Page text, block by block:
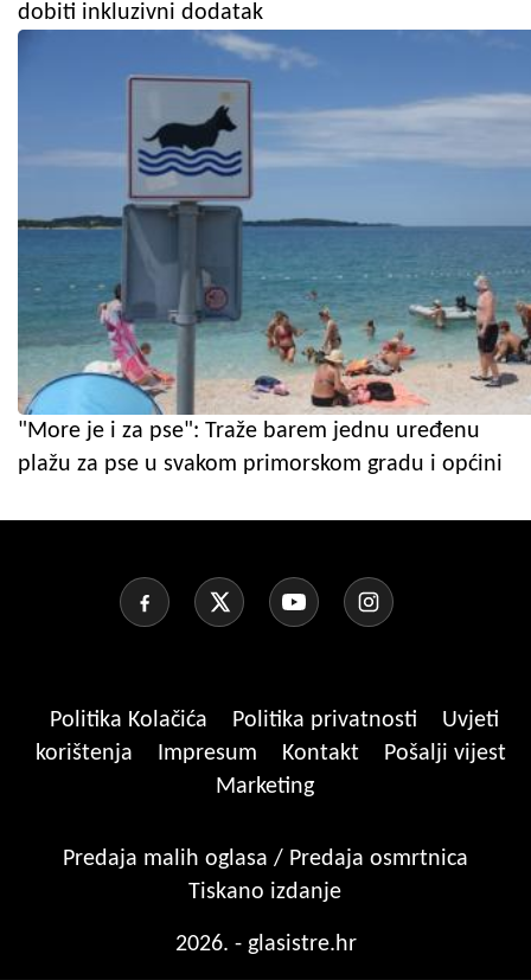
dobiti inkluzivni dodatak
"More je i za pse": Traže barem jednu uređenu
plažu za pse u svakom primorskom gradu i općini
Politika Kolačića Politika privatnosti
Uvjeti
korištenja
Impresum Kontakt
Pošalji vijest
Marketing
Predaja malih oglasa / Predaja osmrtnica
Tiskano izdanje
2026. - glasistre.hr